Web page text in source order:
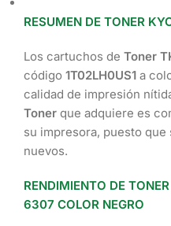
RESUMEN DE TONER
Los cartuchos de Toner
código 1T02LH0US1 a
calidad de impresión
Toner que adquiere es
su impresora, puesto
nuevos.
RENDIMIENTO DE
6307 COLOR NEGRO